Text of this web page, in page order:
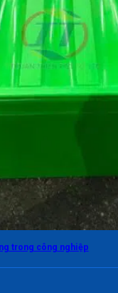
trong công nghiệp